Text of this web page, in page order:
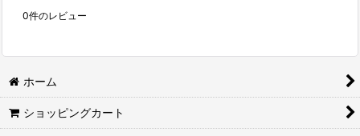
0件のレビュー
ホーム
ショッピングカート